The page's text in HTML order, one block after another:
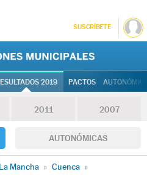
SUSCRÍBETE
2019 PACTOS
2011 2007
AUTONÓMICAS
Mancha » Cuenca »